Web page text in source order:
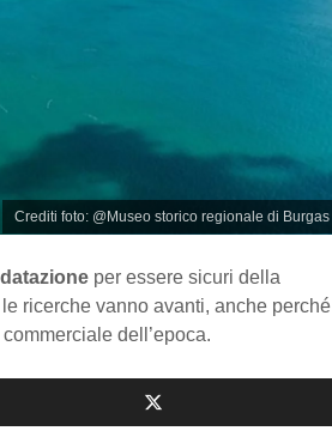
Crediti foto: @Museo storico regionale di Burgas
datazione per essere sicuri della
ricerche vanno avanti, anche perché
dell’epoca.